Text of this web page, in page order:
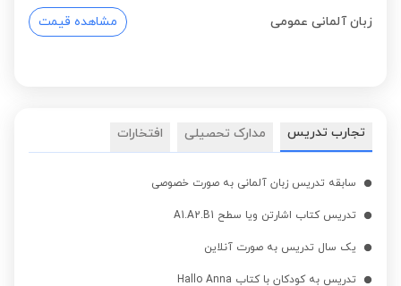
زبان آلمانی عمومی مشاهده قیمت
تجارب تدریس مدارک تحصیلی افتخارات
سابقه تدریس زبان آلمانی به صورت خصوصی
تدریس کتاب اشارتن ویا سطح A1.A2.B1
یک سال تدریس به صورت آنلاین
تدریس به کودکان با کتاب Hallo Anna